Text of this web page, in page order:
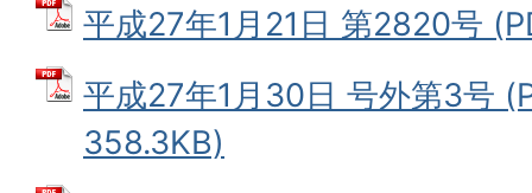
平成27年1月21日 第2820号
平成27年1月30日 号外第3号
358.3KB)